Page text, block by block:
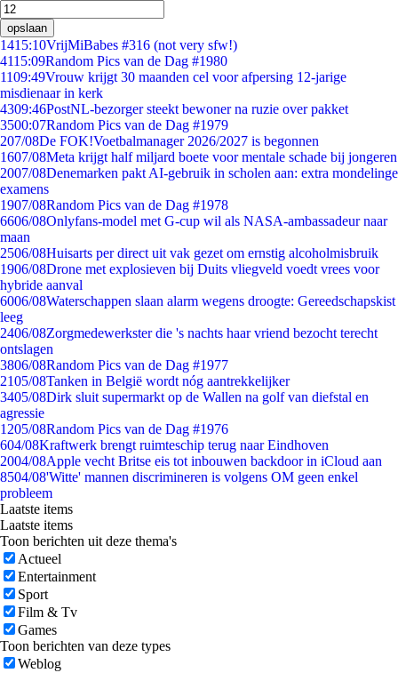
opslaan
1415:10VrijMiBabes #316 (not very sfw!)
4115:09Random Pics van de Dag #1980
1109:49Vrouw krijgt 30 maanden cel voor afpersing 12-jarige
misdienaar in kerk
4309:46PostNL-bezorger steekt bewoner na ruzie over pakket
3500:07Random Pics van de Dag #1979
207/08De FOK!Voetbalmanager 2026/2027 is begonnen
1607/08Meta krijgt half miljard boete voor mentale schade bij jongeren
2007/08Denemarken pakt AI-gebruik in scholen aan: extra mondelinge
examens
1907/08Random Pics van de Dag #1978
6606/08Onlyfans-model met G-cup wil als NASA-ambassadeur naar
maan
2506/08Huisarts per direct uit vak gezet om ernstig alcoholmisbruik
1906/08Drone met explosieven bij Duits vliegveld voedt vrees voor
hybride aanval
6006/08Waterschappen slaan alarm wegens droogte: Gereedschapskist
leeg
2406/08Zorgmedewerkster die 's nachts haar vriend bezocht terecht
ontslagen
3806/08Random Pics van de Dag #1977
2105/08Tanken in België wordt nóg aantrekkelijker
3405/08Dirk sluit supermarkt op de Wallen na golf van diefstal en
agressie
1205/08Random Pics van de Dag #1976
604/08Kraftwerk brengt ruimteschip terug naar Eindhoven
2004/08Apple vecht Britse eis tot inbouwen backdoor in iCloud aan
8504/08'Witte' mannen discrimineren is volgens OM geen enkel
probleem
Laatste items
Laatste items
Toon berichten uit deze thema's
Actueel
Entertainment
Sport
Film & Tv
Games
Toon berichten van deze types
Weblog